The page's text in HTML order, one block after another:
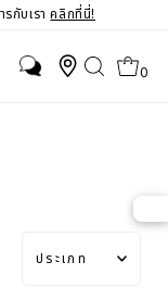
รกับเราคลิกที่นี่!
0